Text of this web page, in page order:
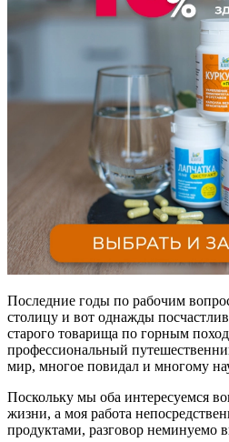
Последние годы по рабочим
столицу и вот однажды
старого товарища по горным
профессиональный
мир, многое повидал и многому
Поскольку мы оба интересуемся
жизни, а моя работа
продуктами, разговор неминуемо